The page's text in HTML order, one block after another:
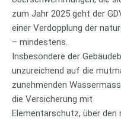
zum Jahr 2025 geht der
einer Verdopplung der
– mindestens.
Insbesondere der
unzureichend auf die
zunehmenden
die Versicherung mit
Elementarschutz, über den